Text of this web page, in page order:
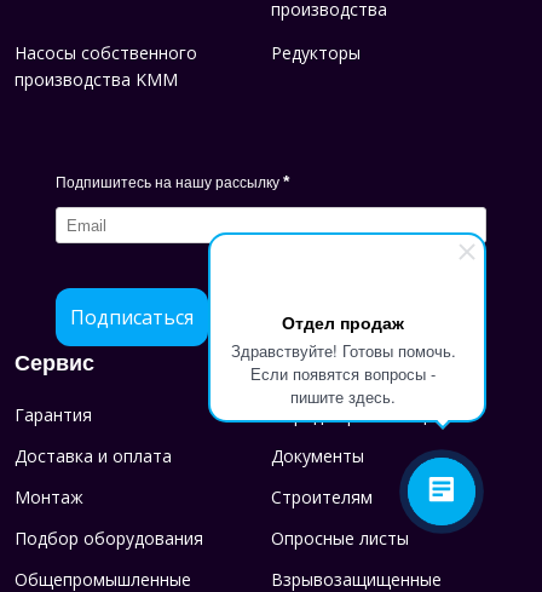
Отдел продаж
Здравствуйте! Готовы помочь.
Если появятся вопросы -
пишите здесь.
производства
Насосы собственного
производства KMM
Редукторы
Подпишитесь на нашу рассылку *
Подписаться
Сервис
Гарантия
Порядок рекламации
Доставка и оплата
Документы
Монтаж
Строителям
Подбор оборудования
Опросные листы
Общепромышленные
Взрывозащищенные